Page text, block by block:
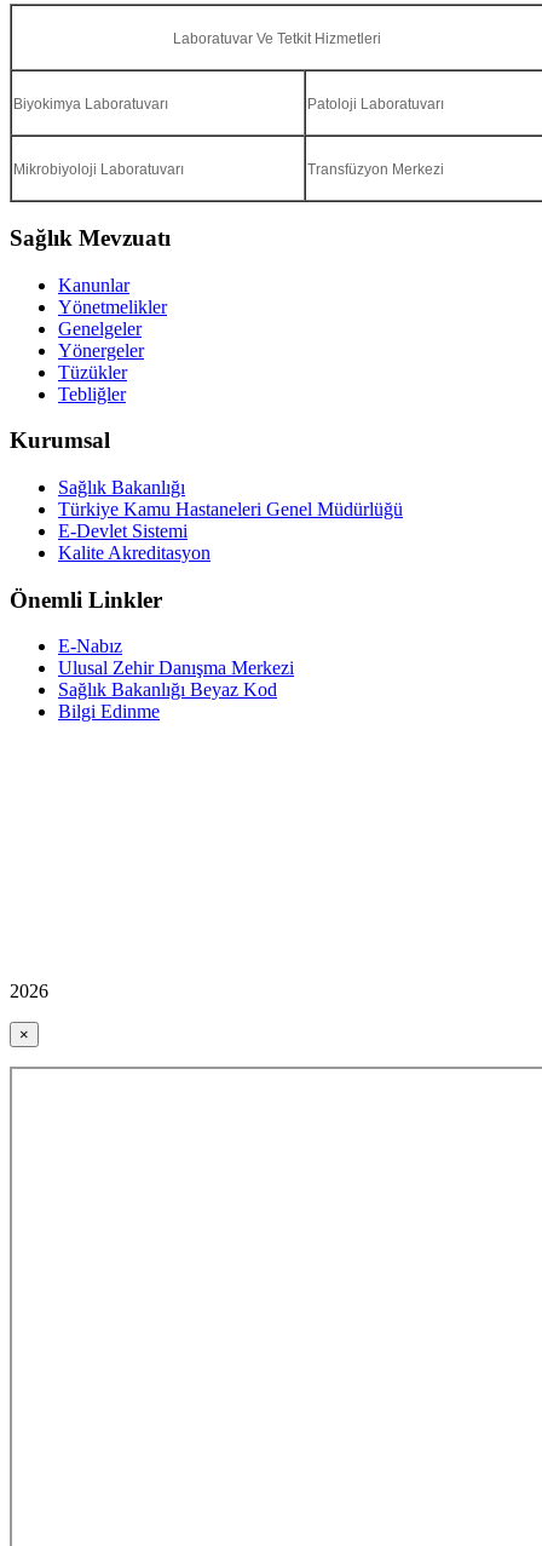
Laboratuvar Ve Tetkit Hizmetleri
Biyokimya Laboratuvarı Patoloji Laboratuvarı
Mikrobiyoloji Laboratuvarı Transfüzyon Merkezi
Sağlık Mevzuatı
Kanunlar
Yönetmelikler
Genelgeler
Yönergeler
Tüzükler
Tebliğler
Kurumsal
Sağlık Bakanlığı
Türkiye Kamu Hastaneleri Genel Müdürlüğü
E-Devlet Sistemi
Kalite Akreditasyon
Önemli Linkler
E-Nabız
Ulusal Zehir Danışma Merkezi
Sağlık Bakanlığı Beyaz Kod
Bilgi Edinme
2026
×